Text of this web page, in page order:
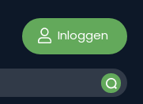
Inloggen